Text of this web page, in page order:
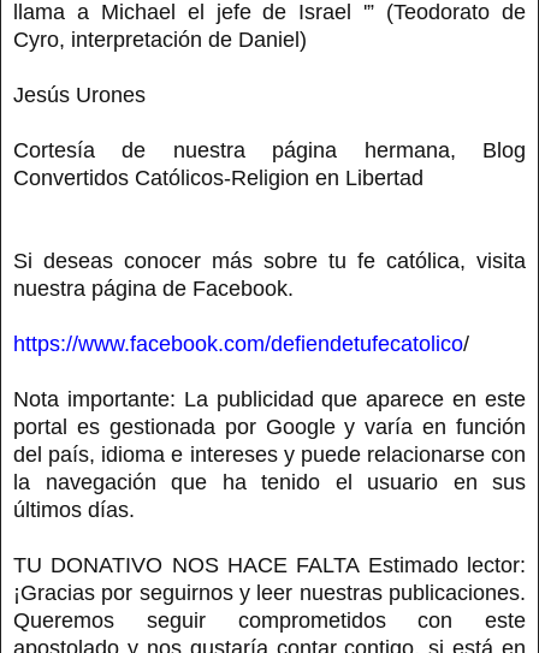
llama a Michael el jefe de Israel '” (Teodorato de
Cyro, interpretación de Daniel)
Jesús Urones
Cortesía de nuestra página hermana, Blog
Convertidos Católicos-Religion en Libertad
Si deseas conocer más sobre tu fe católica, visita
nuestra página de Facebook.
https://www.facebook.com/defiendetufecatolico/
Nota importante: La publicidad que aparece en este
portal es gestionada por Google y varía en función
del país, idioma e intereses y puede relacionarse con
la navegación que ha tenido el usuario en sus
últimos días.
TU DONATIVO NOS HACE FALTA Estimado lector:
¡Gracias por seguirnos y leer nuestras publicaciones.
Queremos seguir comprometidos con este
apostolado y nos gustaría contar contigo, si está en